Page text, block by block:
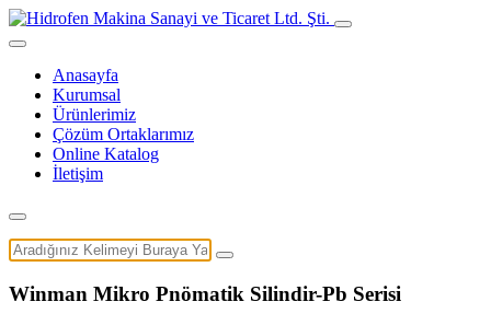
Anasayfa
Kurumsal
Ürünlerimiz
Çözüm Ortaklarımız
Online Katalog
İletişim
Winman Mikro Pnömatik Silindir-Pb Serisi